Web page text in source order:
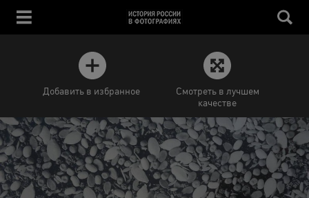
Добавить в избранное
Смотреть в лучшем
качестве